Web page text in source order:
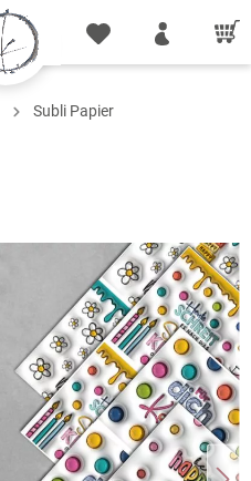
Subli Papier